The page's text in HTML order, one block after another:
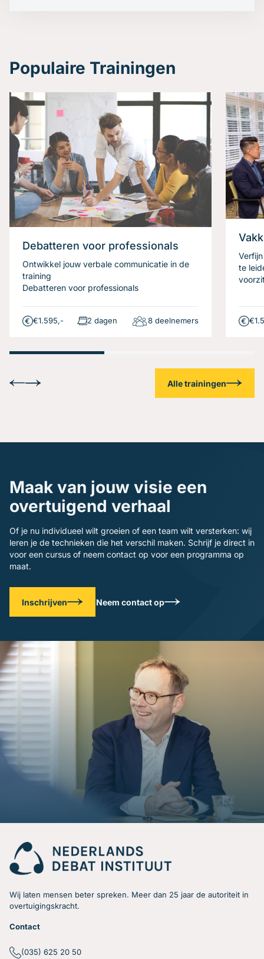
Populaire Trainingen
Debatteren voor professionals
Ontwikkel jouw verbale communicatie in de
training
Debatteren voor professionals
€1.595,- 2 dagen 8 deelnemers
te
Alle trainingen
Maak van jouw visie een
overtuigend verhaal
Of je nu individueel wilt groeien of een team wilt versterken: wij
leren je de technieken die het verschil maken. Schrijf je direct in
voor een cursus of neem contact op voor een programma op
maat.
Inschrijven Neem contact op
Wij laten mensen beter spreken. Meer dan 25 jaar de autoriteit in
overtuigingskracht.
Contact
(035) 625 20 50